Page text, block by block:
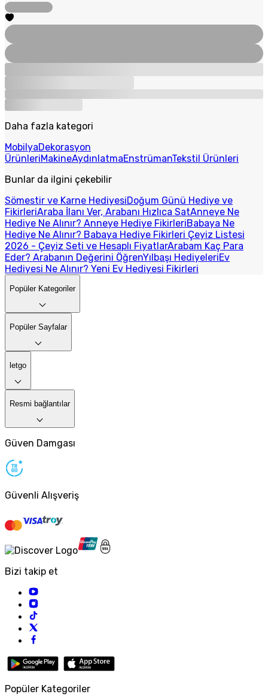
Daha fazla kategori
MobilyaDekorasyon
ÜrünleriMakineAydınlatmaEnstrümanTekstil Ürünleri
Bunlar da ilgini çekebilir
Sömestir ve Karne HediyesiDoğum Günü Hediye ve
FikirleriAraba İlanı Ver, Arabanı Hızlıca SatAnneye Ne
Hediye Ne Alınır? Anneye Hediye FikirleriBabaya Ne
Hediye Ne Alınır? Babaya Hediye Fikirleri Çeyiz Listesi
2026 - Çeyiz Seti ve Hesaplı FiyatlarArabam Kaç Para
Eder? Arabanın Değerini ÖğrenYılbaşı HediyeleriEv
Hediyesi Ne Alınır? Yeni Ev Hediyesi Fikirleri
Popüler Kategoriler
Popüler Sayfalar
letgo
Resmi bağlantılar
Güven Damgası
Güvenli Alışveriş
Bizi takip et
Popüler Kategoriler